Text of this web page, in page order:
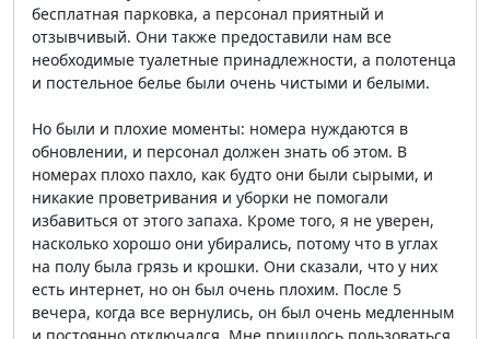
бесплатная парковка, а персонал приятный и
отзывчивый. Они также предоставили нам все
необходимые туалетные принадлежности, а полотенца
и постельное белье были очень чистыми и белыми.
Но были и плохие моменты: номера нуждаются в
обновлении, и персонал должен знать об этом. В
номерах плохо пахло, как будто они были сырыми, и
никакие проветривания и уборки не помогали
избавиться от этого запаха. Кроме того, я не уверен,
насколько хорошо они убирались, потому что в углах
на полу была грязь и крошки. Они сказали, что у них
есть интернет, но он был очень плохим. После 5
вечера, когда все вернулись, он был очень медленным
и постоянно отключался. Мне пришлось пользоваться